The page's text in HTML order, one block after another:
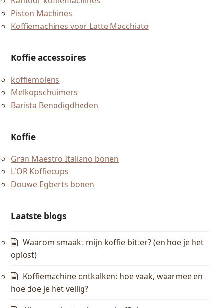
Piston Machines
Koffiemachines voor Latte Macchiato
Koffie accessoires
koffiemolens
Melkopschuimers
Barista Benodigdheden
Koffie
Gran Maestro Italiano bonen
L'OR Koffiecups
Douwe Egberts bonen
Laatste blogs
Waarom smaakt mijn koffie bitter? (en hoe je het
oplost)
Koffiemachine ontkalken: hoe vaak, waarmee en
hoe doe je het veilig?